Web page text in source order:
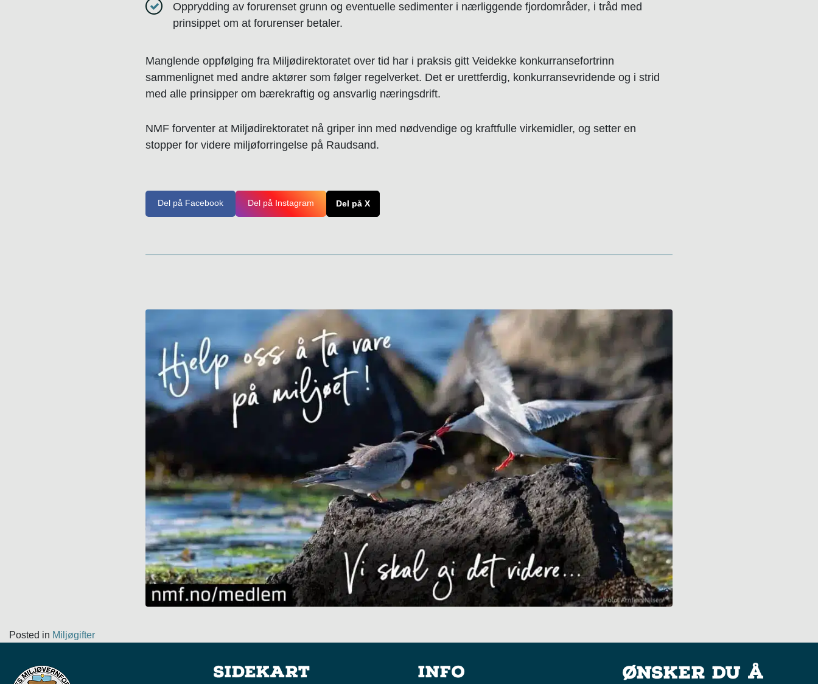
Opprydding av forurenset grunn og eventuelle sedimenter i nærliggende fjordområder, i tråd med
prinsippet om at forurenser betaler.
Manglende oppfølging fra Miljødirektoratet over tid har i praksis gitt Veidekke konkurransefortrinn
sammenlignet med andre aktører som følger regelverket. Det er urettferdig, konkurransevridende og i strid
med alle prinsipper om bærekraftig og ansvarlig næringsdrift.
NMF forventer at Miljødirektoratet nå griper inn med nødvendige og kraftfulle virkemidler, og setter en
stopper for videre miljøforringelse på Raudsand.
Del på Facebook Del på Instagram Del på X
Posted in Miljøgifter
Sidekart Info Ønsker du å